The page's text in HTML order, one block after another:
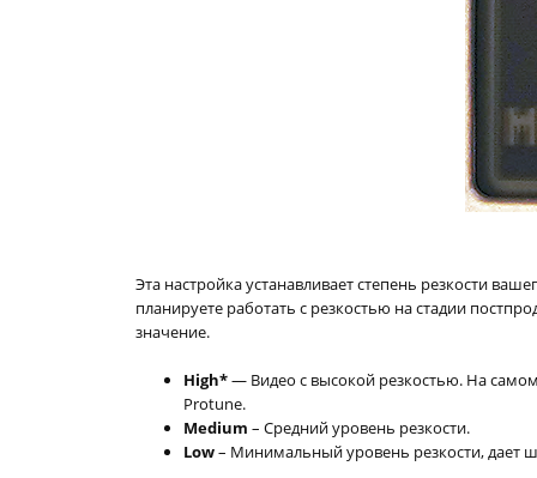
Эта настройка устанавливает степень резкости
планируете работать с резкостью на стадии
значение.
High*— Видео с высокой резкостью. На
Protune.
Medium – Средний уровень резкости.
Low– Минимальный уровень резкости, дает